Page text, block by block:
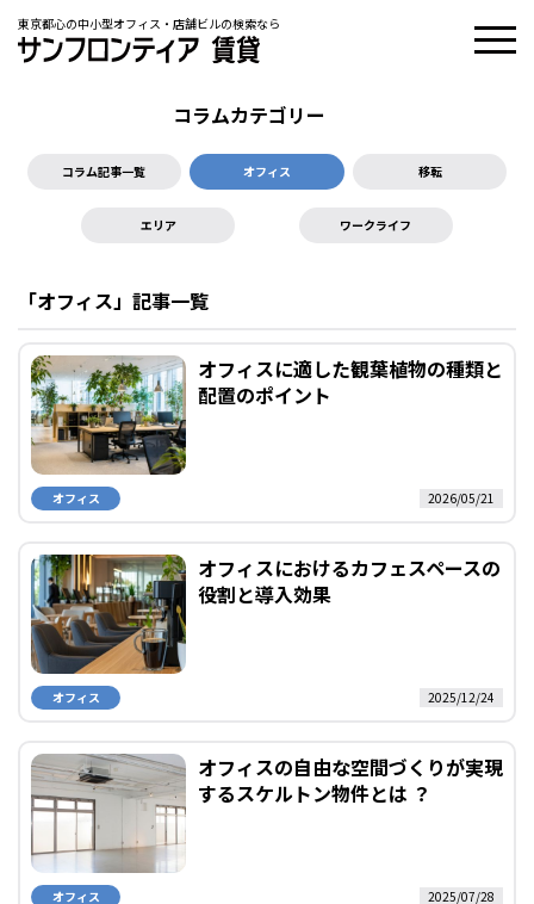
東京都心の中小型オフィス・店舗ビルの検索なら
コラムカテゴリー
コラム記事一覧 オフィス 移転
エリア ワークライフ
「オフィス」記事一覧
オフィスに適した観葉植物の種類と
配置のポイント
オフィス 2026/05/21
オフィスにおけるカフェスペースの
役割と導入効果
オフィス 2025/12/24
オフィスの自由な空間づくりが実現
するスケルトン物件とは ？
オフィス 2025/07/28